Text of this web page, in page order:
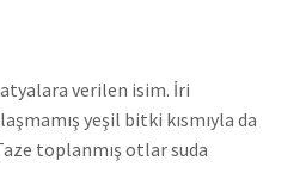
verilen isim. İri
yeşil bitki kısmıyla da
toplanmış otlar suda